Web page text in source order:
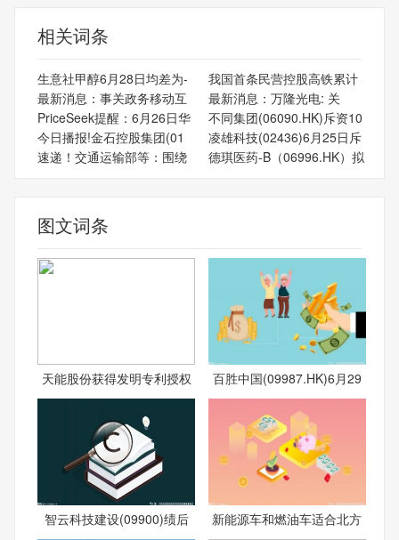
相关词条
生意社甲醇6月28日均差为-
我国首条民营控股高铁累计
最新消息：事关政务移动互
最新消息：万隆光电: 关
PriceSeek提醒：6月26日华
不同集团(06090.HK)斥资10
今日播报!金石控股集团(01
凌雄科技(02436)6月25日斥
速递！交通运输部等：围绕
德琪医药-B（06996.HK）拟
图文词条
天能股份获得发明专利授权 百胜中国(09987.HK)6月29
智云科技建设(09900)绩后 新能源车和燃油车适合北方